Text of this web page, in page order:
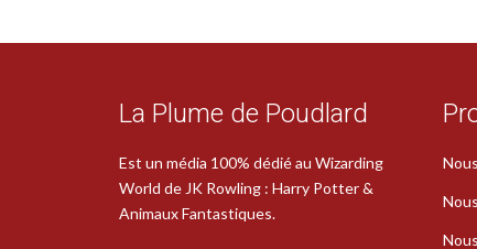
La Plume de Poudlard
Est un média 100% dédié au Wizarding
World de JK Rowling : Harry Potter &
Animaux Fantastiques.